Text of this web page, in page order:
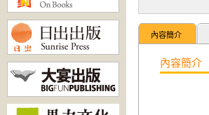
內容簡介
內容簡介